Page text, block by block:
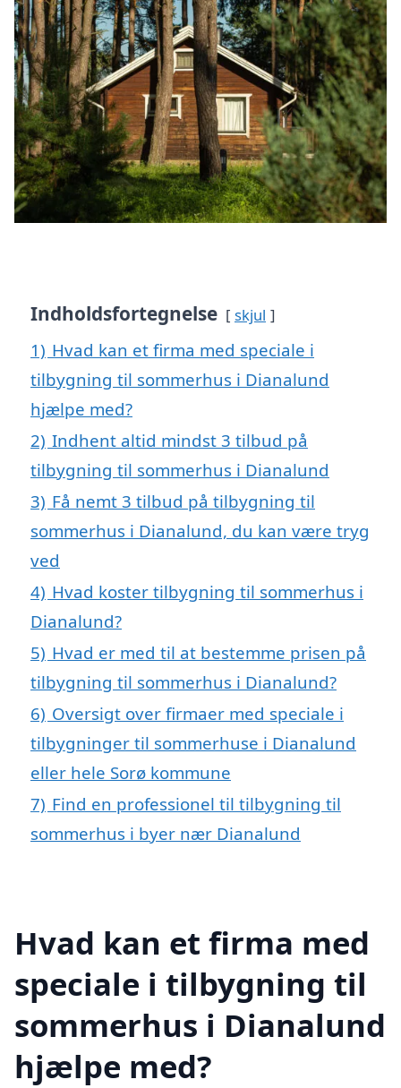
Indholdsfortegnelse skjul
1) Hvad kan et firma med speciale i
tilbygning til sommerhus i Dianalund
hjælpe med?
2) Indhent altid mindst 3 tilbud på
tilbygning til sommerhus i Dianalund
3) Få nemt 3 tilbud på tilbygning til
sommerhus i Dianalund, du kan være tryg
ved
4) Hvad koster tilbygning til sommerhus i
Dianalund?
5) Hvad er med til at bestemme prisen på
tilbygning til sommerhus i Dianalund?
6) Oversigt over firmaer med speciale i
tilbygninger til sommerhuse i Dianalund
eller hele Sorø kommune
7) Find en professionel til tilbygning til
sommerhus i byer nær Dianalund
Hvad kan et firma med
speciale i tilbygning til
sommerhus i Dianalund
hjælpe med?